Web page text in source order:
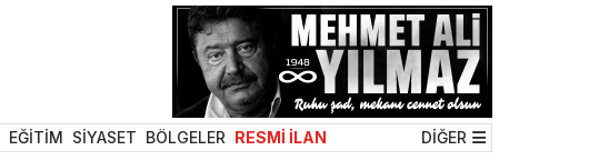
EĞİTİM SİYASET BÖLGELER RESMİ İLAN DİĞER